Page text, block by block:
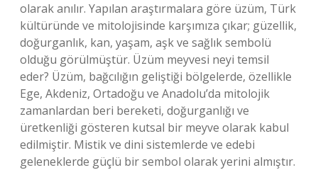
olarak anılır. Yapılan araştırmalara göre üzüm, Türk
kültüründe ve mitolojisinde karşımıza çıkar; güzellik,
doğurganlık, kan, yaşam, aşk ve sağlık sembolü
olduğu görülmüştür. Üzüm meyvesi neyi temsil
eder? Üzüm, bağcılığın geliştiği bölgelerde, özellikle
Ege, Akdeniz, Ortadoğu ve Anadolu’da mitolojik
zamanlardan beri bereketi, doğurganlığı ve
üretkenliği gösteren kutsal bir meyve olarak kabul
edilmiştir. Mistik ve dini sistemlerde ve edebi
geleneklerde güçlü bir sembol olarak yerini almıştır.